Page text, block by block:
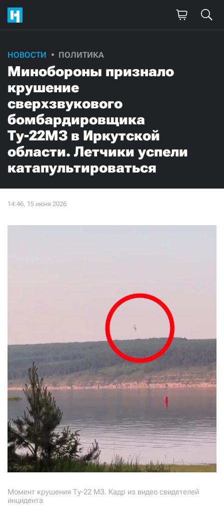
НОВОСТИ ПОЛИТИКА
Минобороны признало
крушение
сверхзвукового
бомбардировщика
Ту-22МЗ в Иркутской
области. Летчики успели
катапультироваться
Момент крушения Ту-22 МЗ. Кадр из видео свидетелей
инцидента